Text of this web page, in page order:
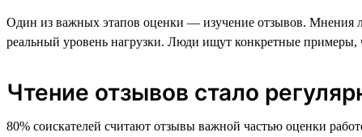
Один из важных этапов оценки — изучение отзывов. Мнения
реальный уровень нагрузки. Люди ищут конкретные примеры,
Чтение отзывов стало
80% соискателей считают отзывы важной частью оценки